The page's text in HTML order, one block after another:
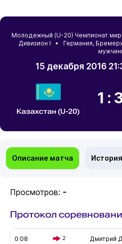
Молодежный (U-20) Чемпионат
Дивизион I • Германия,
15 декабря 2016
Казахстан (U-20)
Описание матча
Просмотров: -
Протокол
0:08 2 Дмитрий